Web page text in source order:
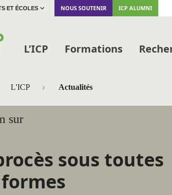
ET ÉCOLES NOUS SOUTENIR ICP ALUMNI
L'ICP Formations
L'ICP Actualités
sur
sous toutes